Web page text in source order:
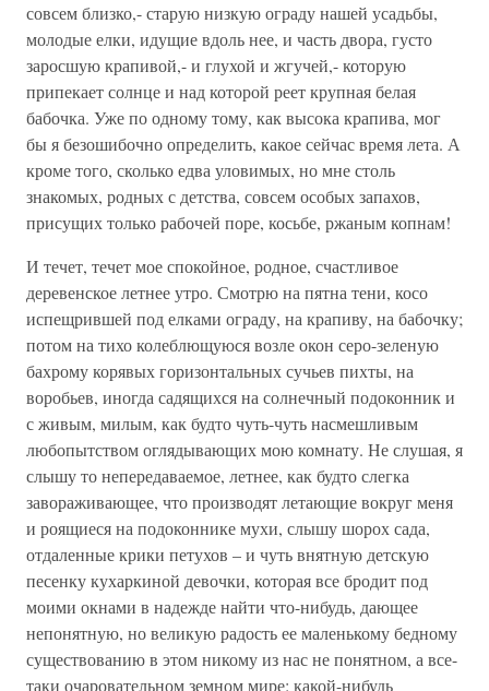
совсем близко,- старую низкую ограду нашей усадьбы,
молодые елки, идущие вдоль нее, и часть двора, густо
заросшую крапивой,- и глухой и жгучей,- которую
припекает солнце и над которой реет крупная белая
бабочка. Уже по одному тому, как высока крапива, мог
бы я безошибочно определить, какое сейчас время лета. А
кроме того, сколько едва уловимых, но мне столь
знакомых, родных с детства, совсем особых запахов,
присущих только рабочей поре, косьбе, ржаным копнам!
И течет, течет мое спокойное, родное, счастливое
деревенское летнее утро. Смотрю на пятна тени, косо
испещрившей под елками ограду, на крапиву, на бабочку;
потом на тихо колеблющуюся возле окон серо-зеленую
бахрому корявых горизонтальных сучьев пихты, на
воробьев, иногда садящихся на солнечный подоконник и
с живым, милым, как будто чуть-чуть насмешливым
любопытством оглядывающих мою комнату. Не слушая, я
слышу то непередаваемое, летнее, как будто слегка
завораживающее, что производят летающие вокруг меня
и роящиеся на подоконнике мухи, слышу шорох сада,
отдаленные крики петухов – и чуть внятную детскую
песенку кухаркиной девочки, которая все бродит под
моими окнами в надежде найти что-нибудь, дающее
непонятную, но великую радость ее маленькому бедному
существованию в этом никому из нас не понятном, а все-
таки очаровательном земном мире: какой-нибудь